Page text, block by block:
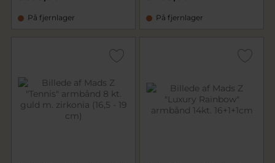
På fjernlager På fjernlager